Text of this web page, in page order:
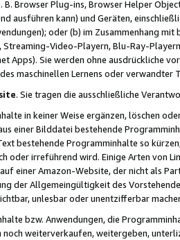
Browser Plug-ins, Browser Helper
ausführen kann) und Geräten,
oder (b) im Zusammenhang
Video-Playern, Blu-Ray-
Apps). Sie werden ohne ausdrückliche
maschinellen Lernens oder
. Sie tragen die ausschließliche
in keiner Weise ergänzen, löschen
einer Bilddatei bestehende
bestehende Programminhalte so
oder irreführend wird. Einige Arten von
einer Amazon-Website, der nicht als
der Allgemeingültigkeit des
unlesbar oder unentzifferbar
bzw. Anwendungen, die
weiterverkaufen, weitergeben,